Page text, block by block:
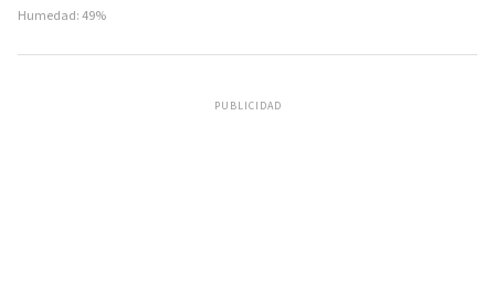
Humedad: 49%
PUBLICIDAD